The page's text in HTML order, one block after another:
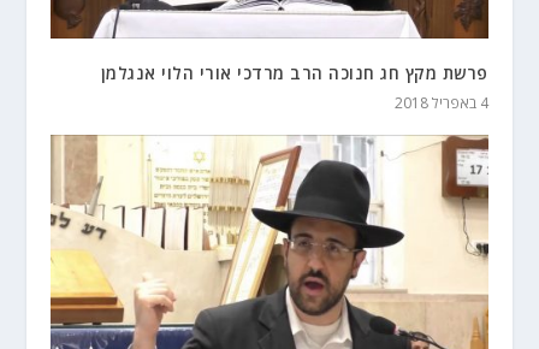
פרשת מקץ חג חנוכה הרב מרדכי אורי הלוי אנגלמן
4 באפריל 2018